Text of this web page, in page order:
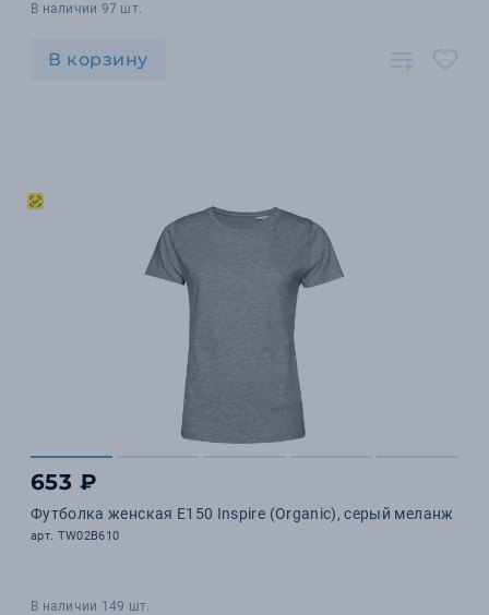
В наличии 97 шт.
В корзину
653 ₽
Футболка женская E150 Inspire (Organic), серый меланж
арт. TW02B610
В наличии 149 шт.